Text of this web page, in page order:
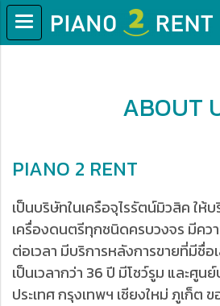
ABOUT
PIANO 2 RENT
เป็นบริษัทในเครือจุไรรัตน์มิวสิค ให้
เครื่องดนตรีทุกชนิดครบวงจร มีคว
ต่อเวลา มีบริการหลังการขายที่มีชื่
เป็นเวลากว่า 36 ปี มีโชว์รูม และศู
ประเทศ กรุงเทพฯ เชียงใหม่ ภูเก็ต